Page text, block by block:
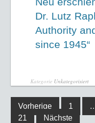
Dr. Lutz
Authority
since 1945“
Kategorie Unkategorisiert
Vorherige 1
21
Nächste